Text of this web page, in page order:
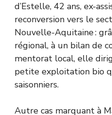
d’Estelle, 42 ans, ex-
reconversion vers le
Nouvelle-Aquitaine :
régional, à un bilan de
mentorat local, elle
petite exploitation bio
saisonniers.
Autre cas marquant à